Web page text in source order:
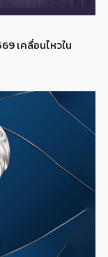
เคลื่อนไหวใน